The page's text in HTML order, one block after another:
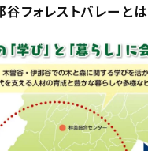
谷フォレストバレーとは